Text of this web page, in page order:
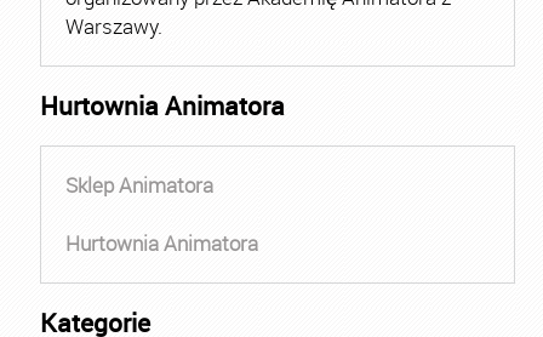
Warszawy.
Hurtownia Animatora
Sklep Animatora
Hurtownia Animatora
Kategorie